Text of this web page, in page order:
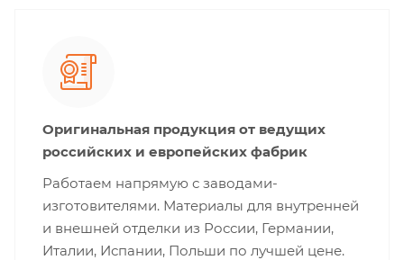
Оригинальная продукция от ведущих
российских и европейских фабрик
Работаем напрямую с заводами-
изготовителями. Материалы для внутренней
и внешней отделки из России, Германии,
Италии, Испании, Польши по лучшей цене.